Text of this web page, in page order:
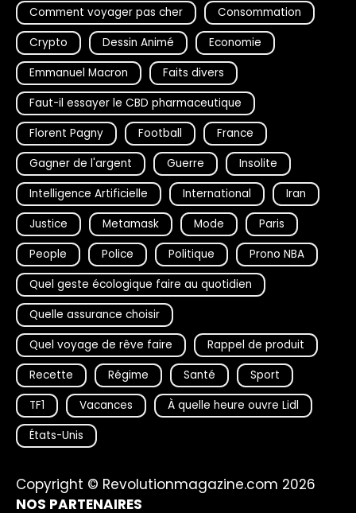
Comment voyager pas cher
Consommation
Crypto
Dessin Animé
Economie
Emmanuel Macron
Faits divers
Faut-il essayer le CBD pharmaceutique
Florent Pagny
Football
France
Gagner de l'argent
Guerre
Insolite
Intelligence Artificielle
International
Iran
Justice
Metamask Mode
Paris
People
Police Politique
Prono NBA
Quel geste écologique faire au quotidien
Quelle assurance choisir
Quel voyage de rêve faire
Rappel de produit
Recette
Régime Santé
Sport
TF1
Vacances
À quelle heure ouvre Lidl
États-Unis
Copyright © Revolutionmagazine.com 2026
NOS PARTENAIRES